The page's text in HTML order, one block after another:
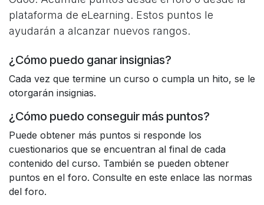
plataforma de eLearning. Estos puntos le
ayudarán a alcanzar nuevos rangos.
¿Cómo puedo ganar insignias?
Cada vez que termine un curso o cumpla un hito, se le
otorgarán insignias.
¿Cómo puedo conseguir más puntos?
Puede obtener más puntos si responde los
cuestionarios que se encuentran al final de cada
contenido del curso. También se pueden obtener
puntos en el foro. Consulte en este enlace las normas
del foro.